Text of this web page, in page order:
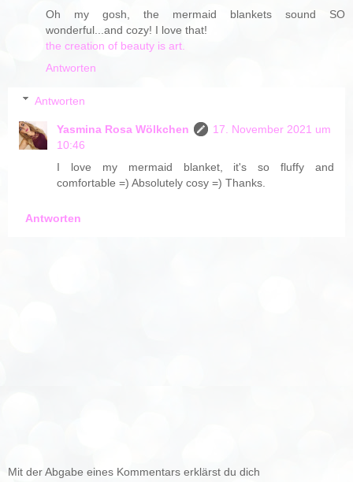
Oh my gosh, the mermaid blankets sound SO
wonderful...and cozy! I love that!
the creation of beauty is art.
Antworten
Antworten
Yasmina Rosa Wölkchen
17. November 2021 um
10:46
I love my mermaid blanket, it's so fluffy and
comfortable =) Absolutely cosy =) Thanks.
Antworten
Mit der Abgabe eines Kommentars erklärst du dich